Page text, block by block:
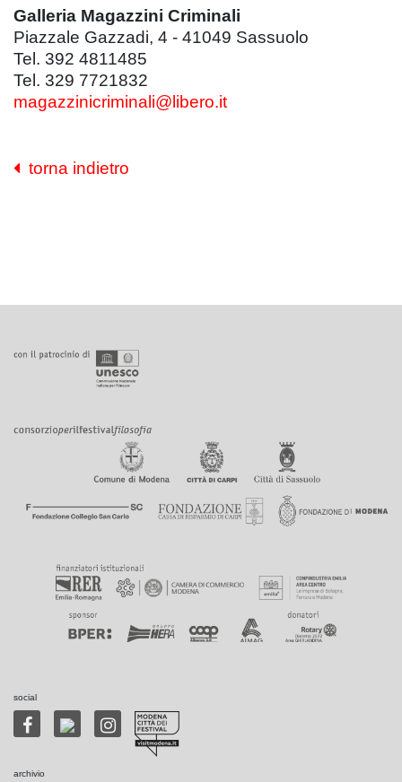
Galleria Magazzini Criminali
Piazzale Gazzadi, 4 - 41049 Sassuolo
Tel. 392 4811485
Tel. 329 7721832
magazzinicriminali@libero.it
torna indietro
social
archivio